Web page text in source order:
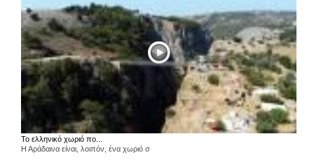
Το ελληνικό χωριό πο...
Η Αράδαινα είναι, λοιπόν, ένα χωριό σ